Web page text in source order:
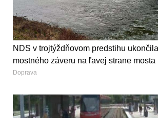
NDS v trojtýždňovom predstihu
mostného záveru na ľavej strane mosta
Doprava